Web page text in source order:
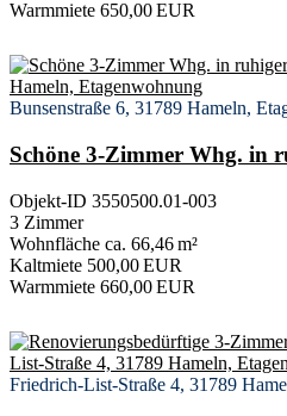
Warmmiete 650,00 EUR
Bunsenstraße 6, 31789 Hameln,
Schöne 3-Zimmer Whg. in
Objekt-ID 3550500.01-003
3 Zimmer
Wohnfläche ca. 66,46 m²
Kaltmiete 500,00 EUR
Warmmiete 660,00 EUR
Friedrich-List-Straße 4, 31789